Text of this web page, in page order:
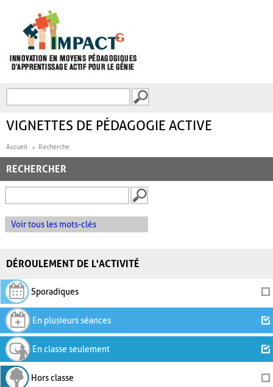
FORMULAIRE DE
VIGNETTES DE PÉDAGOGIE ACTIVE
Accueil Recherche
RECHERCHER
Voir tous les mots-clés
DÉROULEMENT DE L'ACTIVITÉ
Sporadiques
En plusieurs séances
En classe seulement
Hors classe